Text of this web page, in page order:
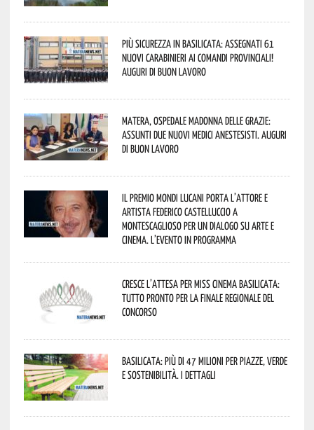
Più sicurezza in Basilicata: assegnati 61
nuovi Carabinieri ai Comandi provinciali!
Auguri di buon lavoro
Matera, Ospedale Madonna delle Grazie:
assunti due nuovi medici anestesisti. Auguri
di buon lavoro
Il Premio Mondi Lucani porta l’attore e
artista Federico Castelluccio a
Montescaglioso per un dialogo su arte e
cinema. L’evento in programma
Cresce l’attesa per Miss Cinema Basilicata:
tutto pronto per la finale regionale del
concorso
Basilicata: più di 47 milioni per piazze, verde
e sostenibilità. I dettagli